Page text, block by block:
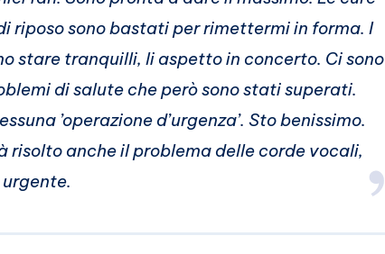
riposo sono bastati per rimettermi in forma. I
stare tranquilli, li aspetto in concerto. Ci sono
di salute che però sono stati superati.
’operazione d’urgenza’. Sto benissimo.
risolto anche il problema delle corde vocali,